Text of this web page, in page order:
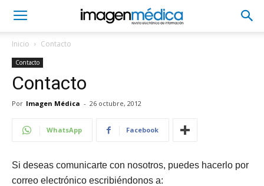
Inicio Contacto
Contacto
Contacto
Por Imagen Médica - 26 octubre, 2012
WhatsApp Facebook
Si deseas comunicarte con nosotros, puedes hacerlo por
correo electrónico escribiéndonos a: